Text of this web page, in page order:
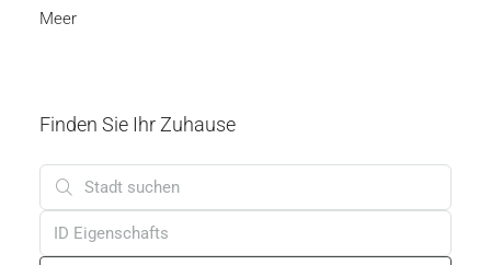
Finden Sie Ihr Zuhause